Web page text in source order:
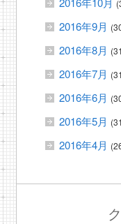
2016年9月
2016年8月
2016年7月
2016年6月
2016年5月
2016年4月